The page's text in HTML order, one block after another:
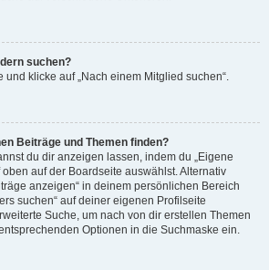
suchen?
und klicke auf „Nach einem Mitglied suchen“.
Beiträge und Themen finden?
du dir anzeigen lassen, indem du „Eigene
oben auf der Boardseite auswählst. Alternativ
anzeigen“ in deinem persönlichen Bereich
suchen“ auf deiner eigenen Profilseite
Suche, um nach von dir erstellen Themen
Optionen in die Suchmaske ein.